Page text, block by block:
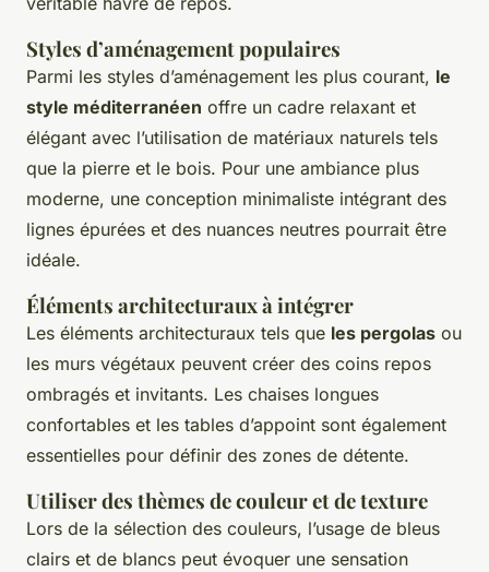
Styles d’aménagement populaires
Parmi les styles d’aménagement les plus courant, le
style méditerranéen offre un cadre relaxant et
élégant avec l’utilisation de matériaux naturels tels
que la pierre et le bois. Pour une ambiance plus
moderne, une conception minimaliste intégrant des
lignes épurées et des nuances neutres pourrait être
idéale.
Éléments architecturaux à intégrer
Les éléments architecturaux tels que les pergolas ou
les murs végétaux peuvent créer des coins repos
ombragés et invitants. Les chaises longues
confortables et les tables d’appoint sont également
essentielles pour définir des zones de détente.
Utiliser des thèmes de couleur et de texture
Lors de la sélection des couleurs, l’usage de bleus
clairs et de blancs peut évoquer une sensation